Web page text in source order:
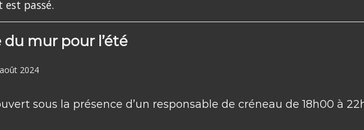
est passé.
mur pour l’été
2024
sous la présence d’un responsable de créneau de 18h00 à